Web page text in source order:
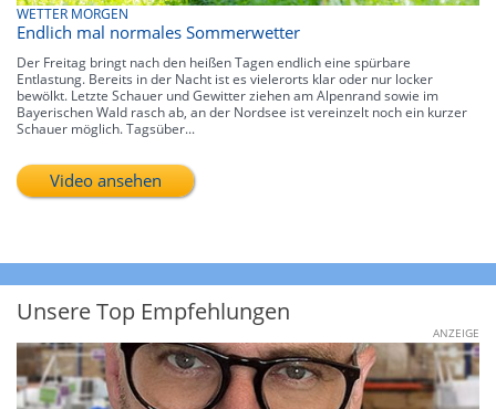
WETTER MORGEN
Endlich mal normales Sommerwetter
Der Freitag bringt nach den heißen Tagen endlich eine spürbare
Entlastung. Bereits in der Nacht ist es vielerorts klar oder nur locker
bewölkt. Letzte Schauer und Gewitter ziehen am Alpenrand sowie im
Bayerischen Wald rasch ab, an der Nordsee ist vereinzelt noch ein kurzer
Schauer möglich. Tagsüber...
Video ansehen
Unsere Top Empfehlungen
ANZEIGE